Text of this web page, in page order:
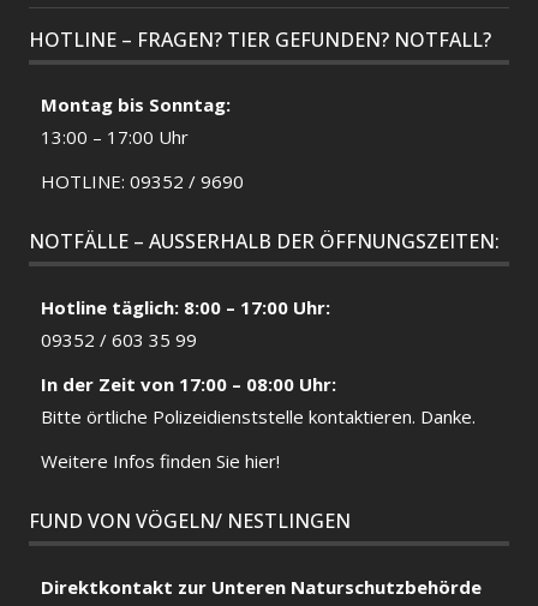
HOTLINE – FRAGEN? TIER GEFUNDEN? NOTFALL?
Montag bis Sonntag:
13:00 – 17:00 Uhr
HOTLINE: 09352 / 9690
NOTFÄLLE – AUSSERHALB DER ÖFFNUNGSZEITEN:
Hotline täglich: 8:00 – 17:00 Uhr:
09352 / 603 35 99
In der Zeit von 17:00 – 08:00 Uhr:
Bitte örtliche Polizeidienststelle kontaktieren. Danke.
Weitere Infos finden Sie hier!
FUND VON VÖGELN/ NESTLINGEN
Direktkontakt zur Unteren Naturschutzbehörde